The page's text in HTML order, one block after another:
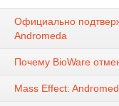
Официально
Andromeda
Почему BioWare
Mass Effect: